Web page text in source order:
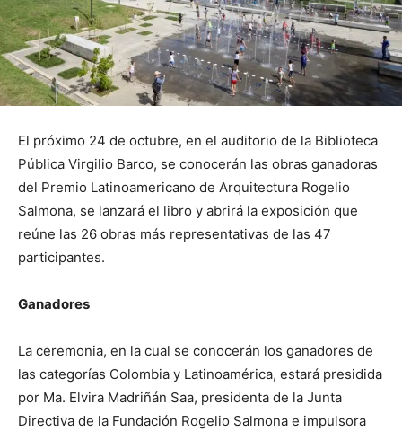
El próximo 24 de octubre, en el auditorio de la Biblioteca
Pública Virgilio Barco, se conocerán las obras ganadoras
del Premio Latinoamericano de Arquitectura Rogelio
Salmona, se lanzará el libro y abrirá la exposición que
reúne las 26 obras más representativas de las 47
participantes.
Ganadores
La ceremonia, en la cual se conocerán los ganadores de
las categorías Colombia y Latinoamérica, estará presidida
por Ma. Elvira Madriñán Saa, presidenta de la Junta
Directiva de la Fundación Rogelio Salmona e impulsora